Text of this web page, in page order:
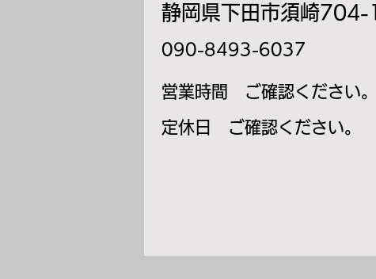
静岡県下田市須崎704-1
​090-8493-6037
​営業時間 ご確認ください。
​定休日 ご確認ください。